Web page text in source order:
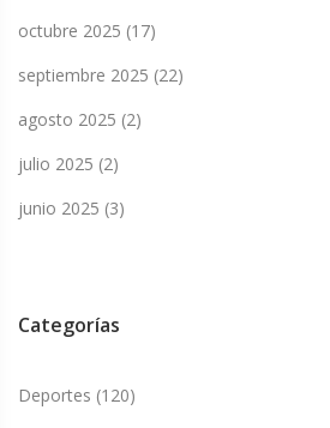
octubre 2025 (17)
septiembre 2025 (22)
agosto 2025 (2)
julio 2025 (2)
junio 2025 (3)
Categorías
Deportes (120)